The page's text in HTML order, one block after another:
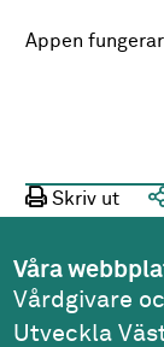
Appen
Skriv ut
Våra
Vårdgivare
Utveckla